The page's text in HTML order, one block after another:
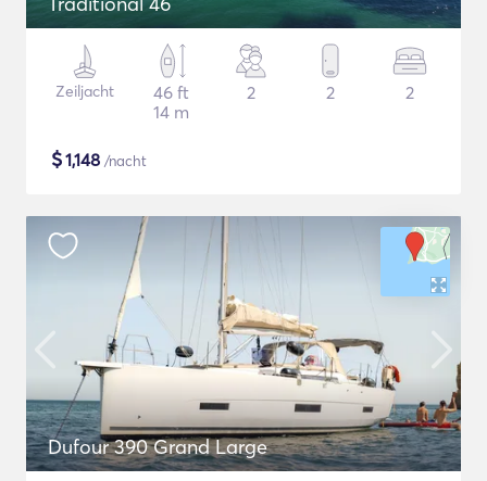
Zeiljacht
46 ft
14 m
2 2 2
$1,148 /nacht
Dufour 390 Grand Large